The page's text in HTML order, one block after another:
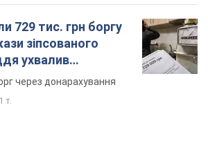
729 тис. грн боргу
зіпсованого
ухвалив
через донарахування
т.